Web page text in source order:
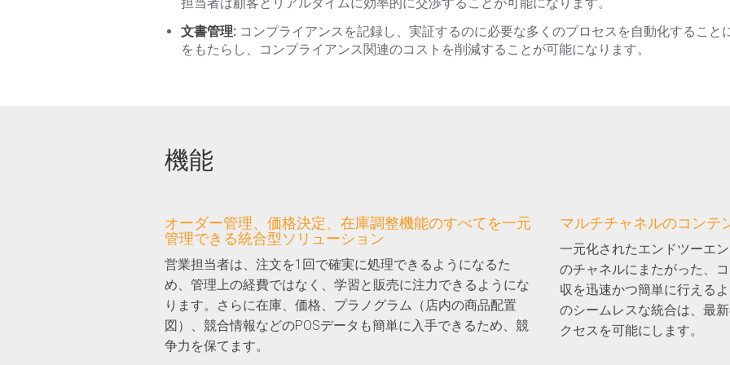
文書管理: コンプライアンスを記録し、実証するのに必要な多くのプロセスを自動化すること
をもたらし、コンプライアンス関連のコストを削減することが可能になります。
機能
オーダー管理、価格決定、在庫調整機能のすべてを一元
管理できる統合型ソリューション
営業担当者は、注文を1回で確実に処理できるようになるた
め、管理上の経費ではなく、学習と販売に注力できるようにな
ります。さらに在庫、価格、プラノグラム（店内の商品配置
図）、競合情報などのPOSデータも簡単に入手できるため、競
争力を保てます。
マルチチャネルのコンテ
一元化されたエンドツーエ
のチャネルにまたがった、
収を迅速かつ簡単に行える
のシームレスな統合は、最
クセスを可能にします。